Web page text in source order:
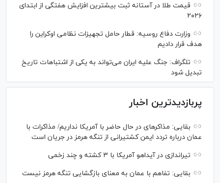
قیمت طلا در آستانه ثبت بیشترین افزایش هفتگی از ابتدای
۲۰۲۶
وزارت دفاع روسیه: قطار حامل تجهیزات نظامی اوکراین را
هدف قرار دادیم
تلگراف: جنگ علیه ایران می‌تواند به یکی از اشتباهات تاریخ
تبدیل شود
پربازدیدترین اخبار
بقایی: مذاکره‎ای در حال حاضر با آمریکا نداریم/ مذاکرات با
عمان درباره تردد ایمن کشتیرانی از تنگه هرمز در جریان است
تیراندازی در آیداهو آمریکا با ۳ کشته و چند زخمی
بقایی: تفاهم با عمان به معنای بازگشایی تنگه هرمز نیست